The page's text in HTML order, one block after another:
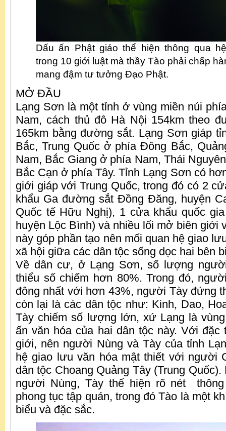
Dấu ấn Phật giáo thể hiện thông qua
trong 10 giới luật mà thầy Tào phải chấp
mang đậm tư tưởng Đạo Phật.
MỞ ĐẦU
Lạng Sơn là một tỉnh ở vùng miền núi
Nam, cách thủ đô Hà Nội 154km theo
165km bằng đường sắt. Lạng Sơn giáp
Bắc, Trung Quốc ở phía Đông Bắc,
Nam, Bắc Giang ở phía Nam, Thái
Bắc Cạn ở phía Tây. Tỉnh Lạng Sơn có
giới giáp với Trung Quốc, trong đó có 2
khẩu Ga đường sắt Đồng Đăng, huyện
Quốc tế Hữu Nghị), 1 cửa khẩu quốc
huyện Lộc Bình) và nhiều lối mở biên giới
này góp phần tạo nên mối quan hệ giao
xã hội giữa các dân tộc sống dọc hai bên
Về dân cư, ở Lạng Sơn, số lượng
thiểu số chiếm hơn 80%. Trong đó,
đông nhất với hơn 43%, người Tày đứng
còn lại là các dân tộc như: Kinh, Dao,
Tày chiếm số lượng lớn, xứ Lạng là
ấn văn hóa của hai dân tộc này. Với đặc
giới, nên người Nùng và Tày của tỉnh
hệ giao lưu văn hóa mật thiết với người
dân tộc Choang Quảng Tây (Trung
người Nùng, Tày thể hiện rõ nét
phong tục tập quán, trong đó Tào là một
biểu và đặc sắc.